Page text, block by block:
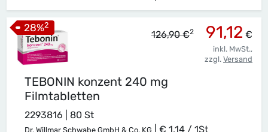
TEBONIN konzent 240 mg
Filmtabletten
2293816 | 80 St
Dr. Willmar Schwabe GmbH & Co. KG € 1,14 / 1St
126,90 €2 91,12 €
inkl. MwSt.,
zzgl. Versand
28%2